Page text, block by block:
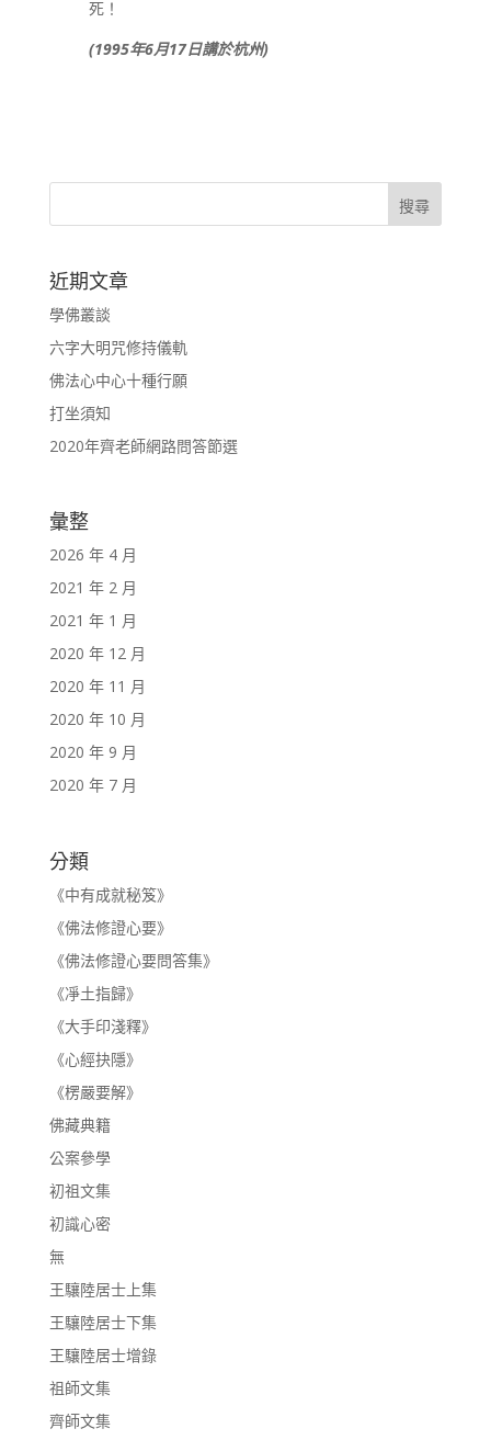
死！
(1995年6月17日講於杭州)
近期文章
學佛叢談
六字大明咒修持儀軌
佛法心中心十種行願
打坐須知
2020年齊老師網路問答節選
彙整
2026 年 4 月
2021 年 2 月
2021 年 1 月
2020 年 12 月
2020 年 11 月
2020 年 10 月
2020 年 9 月
2020 年 7 月
分類
《中有成就秘笈》
《佛法修證心要》
《佛法修證心要問答集》
《凈土指歸》
《大手印淺釋》
《心經抉隱》
《楞嚴要解》
佛藏典籍
公案參學
初祖文集
初識心密
無
王驤陸居士上集
王驤陸居士下集
王驤陸居士增錄
祖師文集
齊師文集